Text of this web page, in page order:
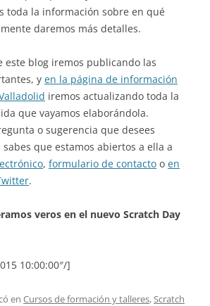
toda la información sobre en qué
daremos más detalles.
este blog iremos publicando las
y en la página de información
iremos actualizando toda la
que vayamos elaborándola.
o sugerencia que desees
que estamos abiertos a ella a
, formulario de contacto o en
.
veros en el nuevo Scratch Day
10:00:00″/]
en Cursos de formación y talleres, Scratch